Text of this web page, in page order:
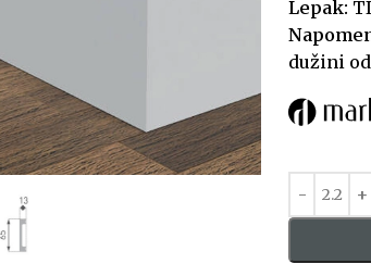
Lepak:
dužini